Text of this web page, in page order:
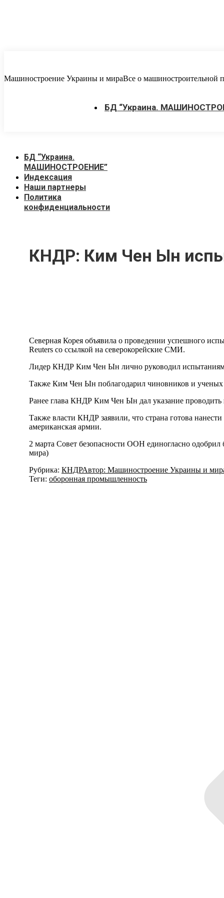
Машиностроение Украины и мираВсе о машиностроительной
БД “Украина.
БД “Украина.
МАШИНОСТРОЕНИЕ”
Индекcация
Наши партнеры
Политика
конфиденциальности
КНДР: Ким Чен Ын
Северная Корея объявила о проведении успешного
Reuters со ссылкой на северокорейские СМИ.
Лидер КНДР Ким Чен Ын лично руководил
Также Ким Чен Ын поблагодарил чиновников и ученых
Ранее глава КНДР Ким Чен Ын дал указание
Также власти КНДР заявили, что страна готова
американская армии.
2 марта Совет безопасности ООН единогласно
мира)
Рубрика: КНДРАвтор: Машиностроение Украины и
Теги: оборонная промышленность